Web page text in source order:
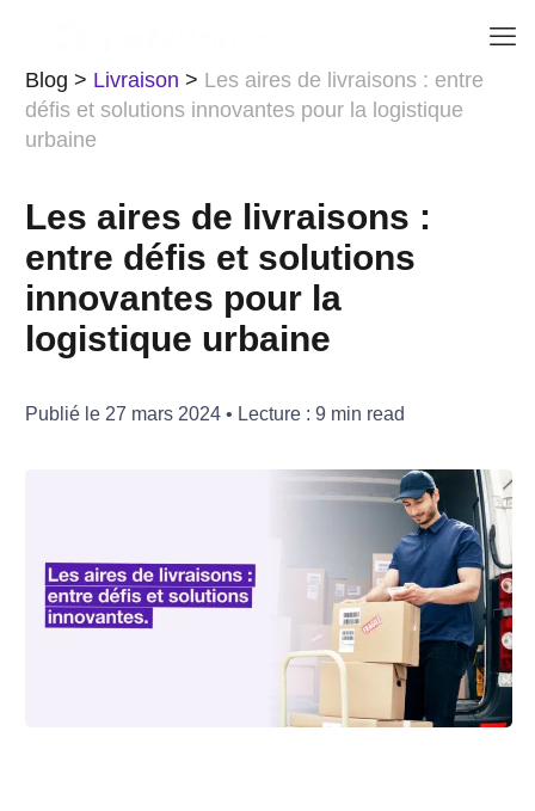
Blog > Livraison > Les aires de livraisons : entre
défis et solutions innovantes pour la logistique
urbaine
Les aires de livraisons :
entre défis et solutions
innovantes pour la
logistique urbaine
Publié le 27 mars 2024 • Lecture : 9 min read